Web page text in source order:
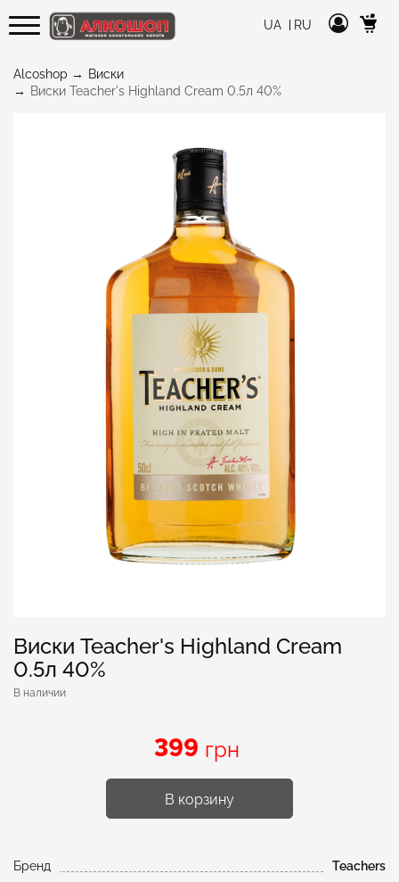
UA RU
Alcoshop
Виски
Виски Teacher's Highland Cream 0.5л 40%
Виски Teacher's Highland Cream
0.5л 40%
В наличии
399 грн
В корзину
Бренд
Teachers